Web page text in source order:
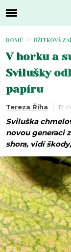
DOMŮ UŽITKOVÁ
V horku a
Svilušky
papíru
Tereza Říha 17.
Sviluška
novou generaci
shora, vidí